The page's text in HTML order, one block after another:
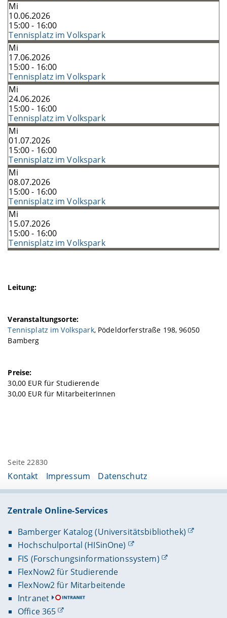
Mi
10.06.2026
15:00 - 16:00
Tennisplatz im Volkspark
Mi
17.06.2026
15:00 - 16:00
Tennisplatz im Volkspark
Mi
24.06.2026
15:00 - 16:00
Tennisplatz im Volkspark
Mi
01.07.2026
15:00 - 16:00
Tennisplatz im Volkspark
Mi
08.07.2026
15:00 - 16:00
Tennisplatz im Volkspark
Mi
15.07.2026
15:00 - 16:00
Tennisplatz im Volkspark
Leitung:
Veranstaltungsorte:
Tennisplatz im Volkspark, Pödeldorferstraße 198, 96050
Bamberg
Preise:
30,00 EUR für Studierende
30,00 EUR für MitarbeiterInnen
Seite 22830
Kontakt Impressum Datenschutz
Zentrale Online-Services
Bamberger Katalog (Universitätsbibliothek)
Hochschulportal (HISinOne)
FIS (Forschungsinformationssystem)
FlexNow2 für Studierende
FlexNow2 für Mitarbeitende
Intranet
Office 365